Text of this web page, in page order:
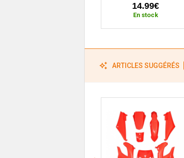
14.99€
En stock
ARTICLES SUGGÉRÉS